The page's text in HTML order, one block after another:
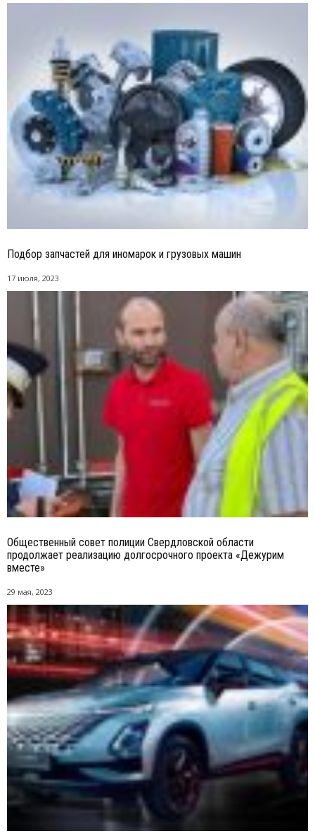
Подбор запчастей для иномарок и грузовых машин
17 июля, 2023
Общественный совет полиции Свердловской области
продолжает реализацию долгосрочного проекта «Дежурим
вместе»
29 мая, 2023